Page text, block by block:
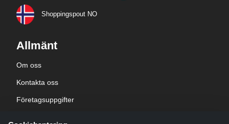
Shoppingspout NO
Allmänt
Om oss
Kontakta oss
Företagsuppgifter